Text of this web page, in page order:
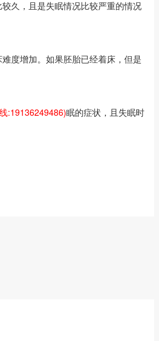
久，且是失眠情况比较严重的情况
度增加。如果胚胎已经着床，但是
:19136249486)眠的症状，且失眠时